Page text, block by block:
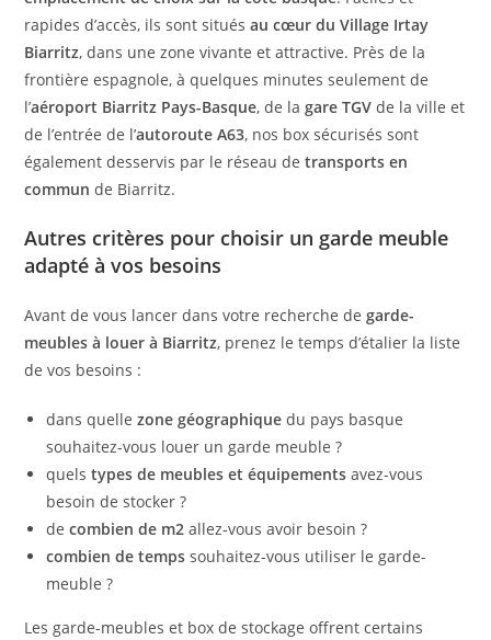
rapides d’accès, ils sont situésau cœur du Village Irtay
Biarritz, dans une zone vivante et attractive. Près de la
frontière espagnole, à quelques minutes seulement de
l’aéroport Biarritz Pays-Basque, de lagare TGVde la ville et
de l’entrée de l’autoroute A63, nos box sécurisés sont
également desservis par le réseau detransports en
commun de Biarritz.
Autres critères pour choisir un garde meuble
adapté à vos besoins
Avant de vous lancer dans votre recherche degarde-
meubles à louer à Biarritz, prenez le temps d’étalier la liste
de vos besoins :
dans quellezone géographique du pays basque
souhaitez-vous louer un garde meuble ?
quelstypes de meubles et équipements avez-vous
besoin de stocker ?
decombien de m2 allez-vous avoir besoin ?
combien de temps souhaitez-vous utiliser le garde-
meuble ?
Les garde-meubles et box de stockage offrent certains